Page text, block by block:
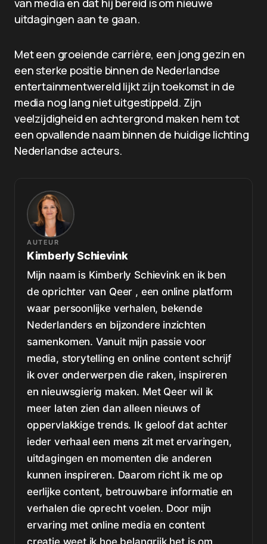
van media en dat hij bereid is om nieuwe
uitdagingen aan te gaan.
Met een groeiende carrière, een jong gezin en
een sterke positie binnen de Nederlandse
entertainmentwereld lijkt zijn toekomst in de
media nog lang niet uitgestippeld. Zijn
veelzijdigheid en achtergrond maken hem tot
een opvallende naam binnen de huidige lichting
Nederlandse acteurs.
AUTEUR
Kimberly Schievink
Mijn naam is Kimberly Schievink en ik ben
de oprichter van Qeer , een online platform
waar persoonlijke verhalen, bekende
Nederlanders en bijzondere inzichten
samenkomen. Vanuit mijn passie voor
media, storytelling en online content schrijf
ik over onderwerpen die raken, inspireren
en nieuwsgierig maken. Met Qeer wil ik
meer laten zien dan alleen nieuws of
oppervlakkige trends. Ik geloof dat achter
ieder verhaal een mens zit met ervaringen,
uitdagingen en momenten die anderen
kunnen inspireren. Daarom richt ik me op
eerlijke content, betrouwbare informatie en
verhalen die oprecht voelen. Door mijn
ervaring met online media en content
creatie weet ik hoe belangrijk het is om